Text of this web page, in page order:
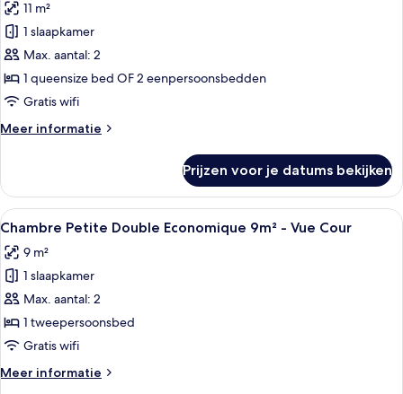
Vue
Cour
voor
Chambre
Double
Standard
12m²
Vue
11 m²
1 slaapkamer
Max. aantal: 2
1 queensize bed OF 2 eenpersoonsbedden
Gratis wifi
Meer informatie
Meer
Double
Standard
12m²
Vue
Cour
Prijzen voor je datums bekijken
Alle
foto's
voor
Chambre
Petite
Double
Economique
-
Een kamer met een bed, een raam,
16
Chambre Petite Double Economique 9m² - Vue Cour
9 m²
1 slaapkamer
Max. aantal: 2
1 tweepersoonsbed
Gratis wifi
Meer informatie
Meer